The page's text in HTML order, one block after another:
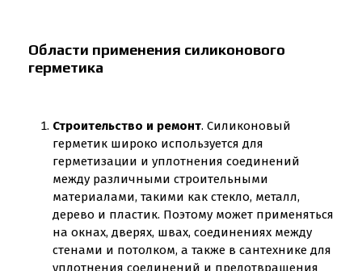
Области применения силиконового
герметика
Строительство и ремонт. Силиконовый
герметик широко используется для
герметизации и уплотнения соединений
между различными строительными
материалами, такими как стекло, металл,
дерево и пластик. Поэтому может применяться
на окнах, дверях, швах, соединениях между
стенами и потолком, а также в сантехнике для
уплотнения соединений и предотвращения